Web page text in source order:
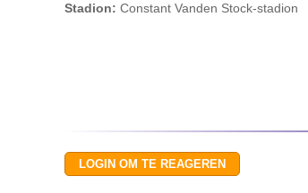
Stadion: Constant Vanden Stock-stadion